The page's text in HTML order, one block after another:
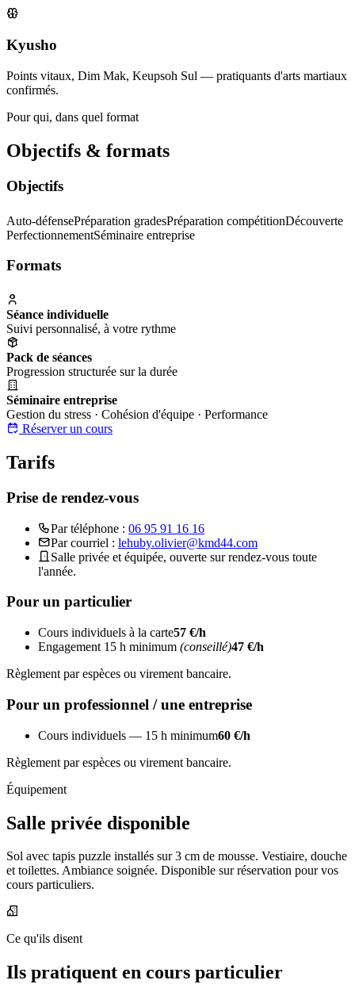
Kyusho
Points vitaux, Dim Mak, Keupsoh Sul — pratiquants d'arts martiaux
confirmés.
Pour qui, dans quel format
Objectifs & formats
Objectifs
Auto-défensePréparation gradesPréparation compétitionDécouverte
PerfectionnementSéminaire entreprise
Formats
Séance individuelle
Suivi personnalisé, à votre rythme
Pack de séances
Progression structurée sur la durée
Séminaire entreprise
Gestion du stress · Cohésion d'équipe · Performance
Réserver un cours
Tarifs
Prise de rendez-vous
Par téléphone : 06 95 91 16 16
Par courriel : lehuby.olivier@kmd44.com
Salle privée et équipée, ouverte sur rendez-vous toute
l'année.
Pour un particulier
Cours individuels à la carte57 €/h
Engagement 15 h minimum (conseillé)47 €/h
Règlement par espèces ou virement bancaire.
Pour un professionnel / une entreprise
Cours individuels — 15 h minimum60 €/h
Règlement par espèces ou virement bancaire.
Équipement
Salle privée disponible
Sol avec tapis puzzle installés sur 3 cm de mousse. Vestiaire, douche
et toilettes. Ambiance soignée. Disponible sur réservation pour vos
cours particuliers.
Ce qu'ils disent
Ils pratiquent en cours particulier